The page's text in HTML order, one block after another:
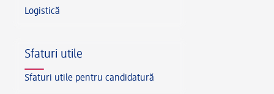
Logistică
Sfaturi utile
Sfaturi utile pentru candidatură